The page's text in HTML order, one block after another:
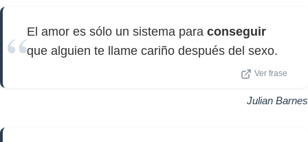
El amor es sólo un sistema para conseguir
que alguien te llame cariño después del sexo.
Ver frase
Julian Barnes